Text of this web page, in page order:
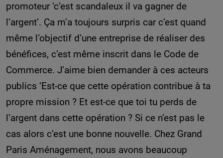
promoteur ‘c’est scandaleux il va gagner de
l’argent’. Ça m’a toujours surpris car c’est quand
même l’objectif d’une entreprise de réaliser des
bénéfices, c’est même inscrit dans le Code de
Commerce. J’aime bien demander à ces acteurs
publics ‘Est-ce que cette opération contribue à ta
propre mission ? Et est-ce que toi tu perds de
l’argent dans cette opération ? Si ce n’est pas le
cas alors c’est une bonne nouvelle. Chez Grand
Paris Aménagement, nous avons beaucoup